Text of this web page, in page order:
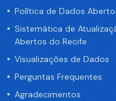
Política de Dados
Sistemática de
Abertos do Recife
Visualizações de Dados
Perguntas Frequentes
Agradecimentos